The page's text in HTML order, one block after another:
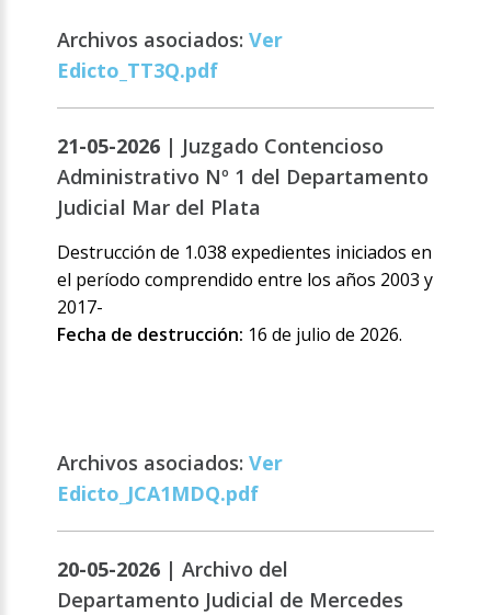
Archivos asociados:Ver
Edicto_TT3Q.pdf
21-05-2026 | Juzgado Contencioso
Administrativo Nº 1 del Departamento
Judicial Mar del Plata
Destrucción de 1.038 expedientes iniciados en
el período comprendido entre los años 2003 y
2017-
Fecha de destrucción: 16 de julio de 2026.
Archivos asociados:Ver
Edicto_JCA1MDQ.pdf
20-05-2026 |Archivo del
Departamento Judicial de Mercedes